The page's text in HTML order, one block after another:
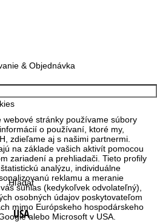
stránky používame súbory
o používaní, ktoré my,
zdieľame aj s našimi partnermi.
na základe vašich aktivít pomocou
zariadení a prehliadači. Tieto profily
analýzu, individuálne
reklamu a meranie
súhlas (kedykoľvek odvolateľný),
osobných údajov poskytovateľom
mimo Európskeho hospodárskeho
alebo Microsoft v USA.
& Objednávka
Hľadať
USA